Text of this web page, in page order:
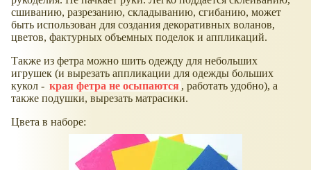
сшиванию, разрезанию, складыванию, сгибанию, может
быть использован для создания декоративных воланов,
цветов, фактурных объемных поделок и аппликаций.
Также из фетра можно шить одежду для небольших
игрушек (и вырезать аппликации для одежды больших
кукол - края фетра не осыпаются , работать удобно), а
также подушки, вырезать матрасики.
Цвета в наборе: